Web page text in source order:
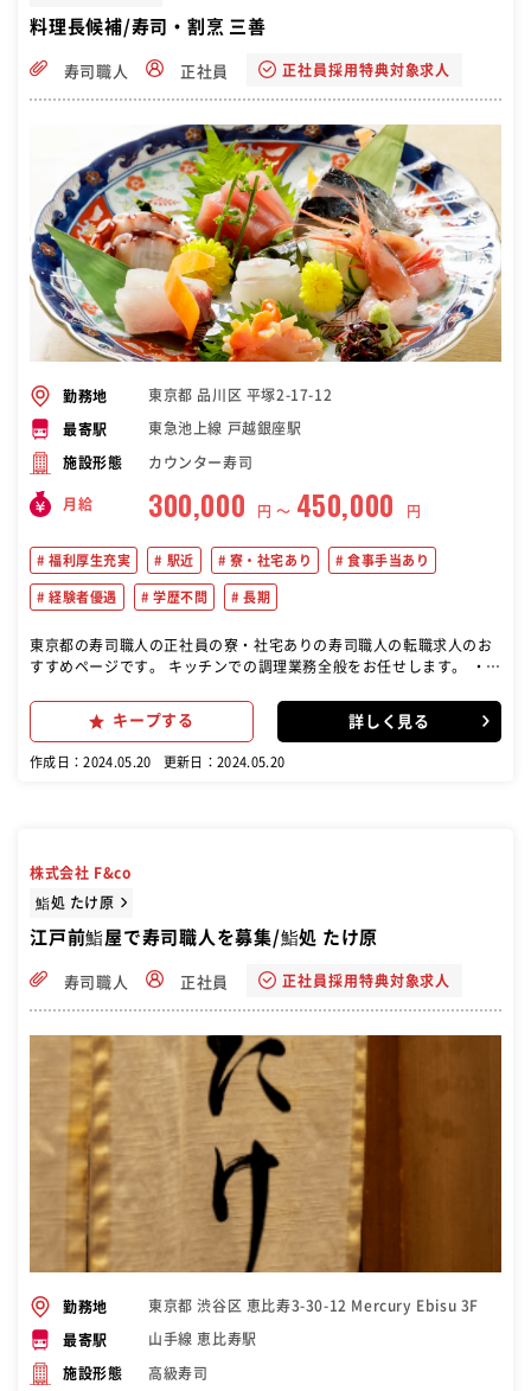
料理長候補/寿司・割烹 三善
寿司職人 正社員 正社員採用特典対象求人
勤務地 東京都 品川区 平塚2-17-12
最寄駅 東急池上線 戸越銀座駅
施設形態 カウンター寿司
月給 300,000 円 〜 450,000 円
福利厚生充実 駅近 寮・社宅あり 食事手当あり
経験者優遇 学歴不問 長期
東京都の寿司職人の正社員の寮・社宅ありの寿司職人の転職求人のお
すすめページです。 キッチンでの調理業務全般をお任せします。 ・仕
て、寿司・天ぷら・焼き物など、得意分野をお任せします。 お客様に
心を込めたお料理をお届けしてください。
キープする 詳しく見る
作成日：2024.05.20 更新日：2024.05.20
株式会社 F&co
鮨処 たけ原
江戸前鮨屋で寿司職人を募集/鮨処 たけ原
寿司職人 正社員 正社員採用特典対象求人
勤務地 東京都 渋谷区 恵比寿3-30-12 Mercury Ebisu 3F
最寄駅 山手線 恵比寿駅
施設形態 高級寿司